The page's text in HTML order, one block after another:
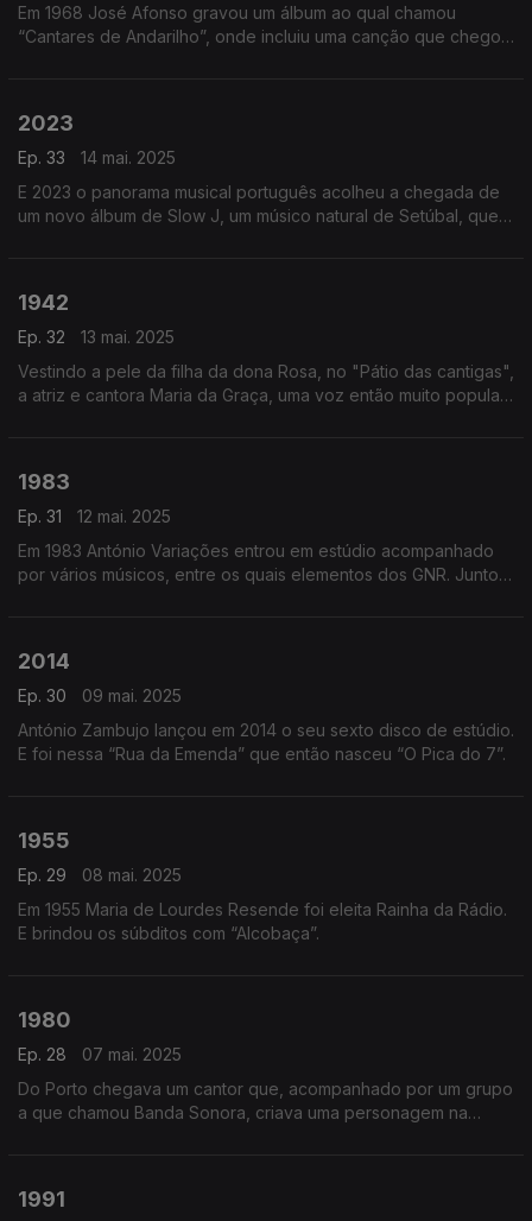
Em 1968 José Afonso gravou um álbum ao qual chamou
“Cantares de Andarilho”, onde incluiu uma canção que chegou
2023
Ep. 33
14 mai. 2025
E 2023 o panorama musical português acolheu a chegada de
um novo álbum de Slow J, um músico natural de Setúbal, que o
1942
Ep. 32
13 mai. 2025
Vestindo a pele da filha da dona Rosa, no "Pátio das cantigas",
a atriz e cantora Maria da Graça, uma voz então muito popular
1983
Ep. 31
12 mai. 2025
Em 1983 António Variações entrou em estúdio acompanhado
por vários músicos, entre os quais elementos dos GNR. Juntos
2014
Ep. 30
09 mai. 2025
António Zambujo lançou em 2014 o seu sexto disco de estúdio.
E foi nessa “Rua da Emenda” que então nasceu “O Pica do 7”.
1955
Ep. 29
08 mai. 2025
Em 1955 Maria de Lourdes Resende foi eleita Rainha da Rádio.
E brindou os súbditos com “Alcobaça”.
1980
Ep. 28
07 mai. 2025
Do Porto chegava um cantor que, acompanhado por um grupo
a que chamou Banda Sonora, criava uma personagem na
1991